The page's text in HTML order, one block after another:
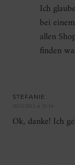
Ich
bei
allen
finden
STEFANIE
30/12/2013 at 20:14
Ok, danke! Ich